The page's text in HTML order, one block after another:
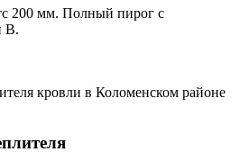
200 мм. Полный пирог с
B.